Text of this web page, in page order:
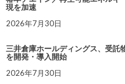
現を加速
2026年7月30日
三井倉庫ホールディングス、受託
を開発・導入開始
2026年7月30日